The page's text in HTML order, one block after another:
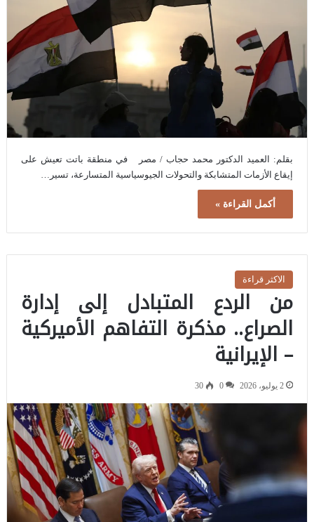
بقلم: العميد الدكتور محمد حجاب / مصر في منطقة باتت تعيش على
إيقاع الأزمات المتشابكة والتحولات الجيوسياسية المتسارعة، تسير…
أكمل القراءة »
الاكثر قراءة
من الردع المتبادل إلى إدارة
الصراع.. مذكرة التفاهم الأميركية
– الإيرانية
2 يوليو، 2026 0
30